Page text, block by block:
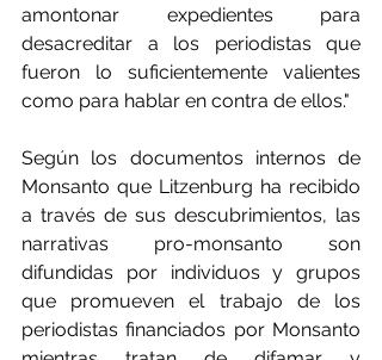
amontonar expedientes para
desacreditar a los periodistas que
fueron lo suficientemente valientes
como para hablar en contra de ellos."
Según los documentos internos de
Monsanto que Litzenburg ha recibido
a través de sus descubrimientos, las
narrativas pro-monsanto son
difundidas por individuos y grupos
que promueven el trabajo de los
periodistas financiados por Monsanto